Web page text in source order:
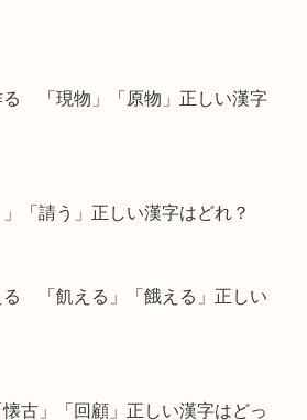
る 「現物」「原物」正しい漢字
「請う」正しい漢字はどれ？
る 「飢える」「餓える」正しい
古」「回顧」正しい漢字はどっ